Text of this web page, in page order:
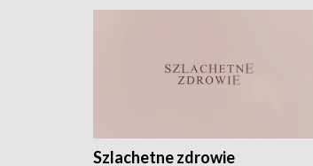
Szlachetne zdrowie